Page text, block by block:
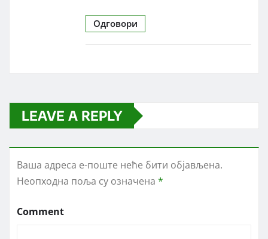
Одговори
LEAVE A REPLY
Ваша адреса е-поште неће бити објављена.
Неопходна поља су означена *
Comment